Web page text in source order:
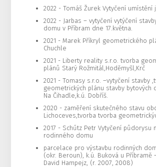
2022 - Tomáš Žurek Vytyčení umístění
2022 - Jarbas – vytyčení vytýčení
domu v Příbram dne 17.května.
2021 - Marek Příkryl geometrického
Chuchle
2021 - Liberty reality s.r.o. tvorba
plánů Starý Rožmitál,Hoděmyšl,Krč
2021 - Tomasy s.r.o. –vytyčení stavby
geometrických plánu stavby bytových
Na Čihadle,k.ú. Dobříš.
2020 - zaměření skutečného stavu
Lichoceves,tvorba tvorba
2017 - Schűtz Petr Vytyčení půdorysu
rodinného domu
parcelace pro výstavbu rodinných
(okr. Beroun), k.ú. Buková u Příbramě
David Hampejz, (r. 2007, 2008)